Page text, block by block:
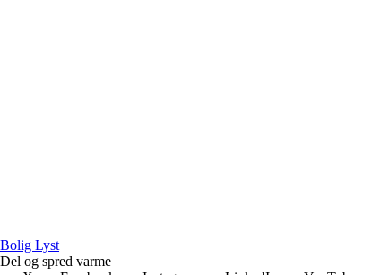
Bolig Lyst
Del og spred varme